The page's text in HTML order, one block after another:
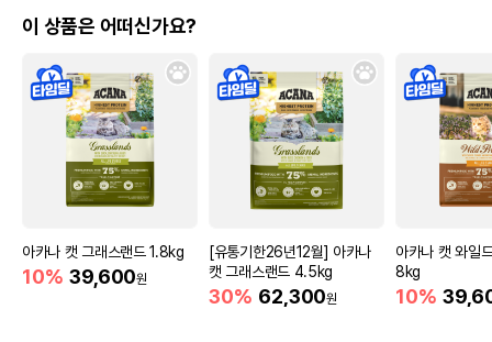
이 상품은 어떠신가요?
아카나 캣 그래스랜드 1.8kg
10% 39,600원
[유통기한26년12월] 아카나
캣 그래스랜드 4.5kg
30% 62,300원
아카나 캣 와일
8kg
10%